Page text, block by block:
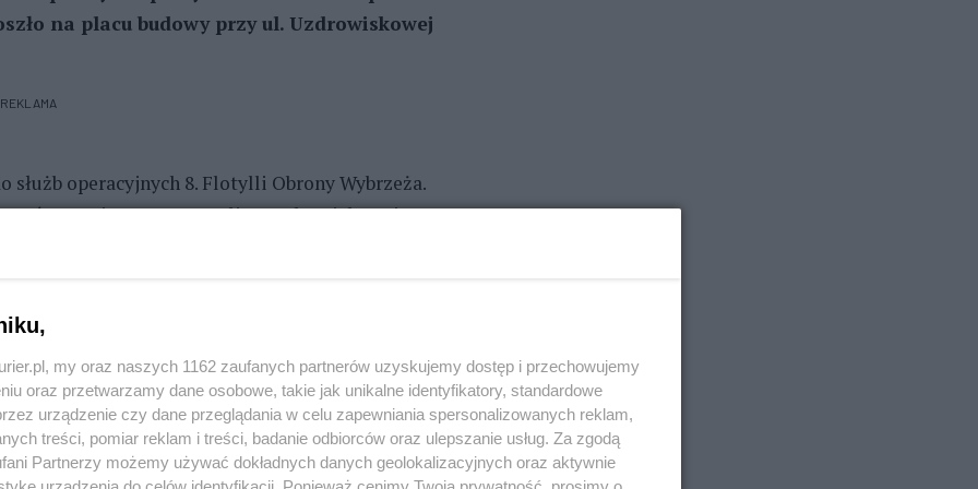
na placu budowy przy ul. Uzdrowiskowej
REKLAMA
służb operacyjnych 8. Flotylli Obrony Wybrzeża.
z Dziwnowa. Przy ulicy Uzdrowiskowej w
apartamentowców, odkryto skład amunicji
wydobyli i zabezpieczyli około 1650 sztuk
kmdr ppor. Jacek Kwiatkowski, rzecznik
w kontenerowym magazynie materiałów
zostanie zdetonowana na jednym z poligonów
my oraz naszych 1162 zaufanych partnerów uzyskujemy dostęp i przechowujemy
oraz przetwarzamy dane osobowe, takie jak unikalne identyfikatory, standardowe
urządzenie czy dane przeglądania w celu zapewniania spersonalizowanych reklam,
treści, pomiar reklam i treści, badanie odbiorców oraz ulepszanie usług. Za zgodą
Partnerzy możemy używać dokładnych danych geolokalizacyjnych oraz aktywnie